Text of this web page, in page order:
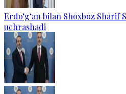
Erdo‘g‘an bilan Shoxboz Sharif
uchrashadi